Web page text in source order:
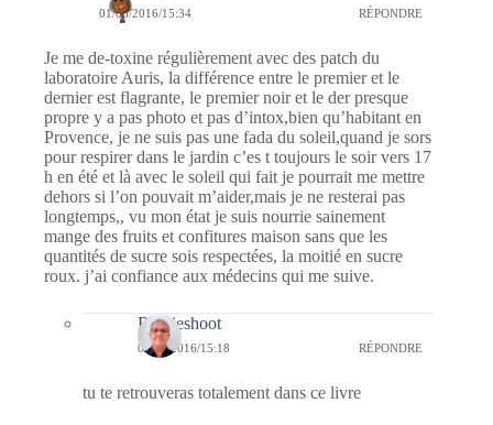
01/03/2016/15:34 RÉPONDRE
Je me de-toxine régulièrement avec des patch du
laboratoire Auris, la différence entre le premier et le
dernier est flagrante, le premier noir et le der presque
propre y a pas photo et pas d’intox,bien qu’habitant en
Provence, je ne suis pas une fada du soleil,quand je sors
pour respirer dans le jardin c’es t toujours le soir vers 17
h en été et là avec le soleil qui fait je pourrait me mettre
dehors si l’on pouvait m’aider,mais je ne resterai pas
longtemps,, vu mon état je suis nourrie sainement
mange des fruits et confitures maison sans que les
quantités de sucre sois respectées, la moitié en sucre
roux. j’ai confiance aux médecins qui me suive.
Bernieshoot
04/03/2016/15:18 RÉPONDRE
tu te retrouveras totalement dans ce livre